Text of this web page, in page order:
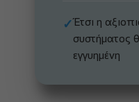
✓Έτσι η
συστήματος
εγγυημένη